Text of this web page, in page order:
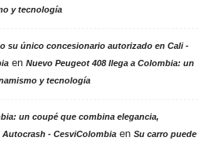
y tecnología
su único concesionario autorizado en Cali -
en Nuevo Peugeot 408 llega a Colombia: un
y tecnología
un coupé que combina elegancia,
- CesviColombia en Su carro puede